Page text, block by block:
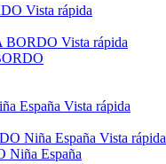
Vista rápida
Vista rápida
Vista rápida
Vista rápida
Niña España